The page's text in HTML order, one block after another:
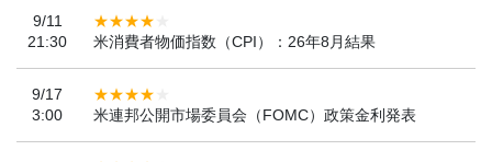
9/11
21:30
米消費者物価指数（CPI）：26年8月結果
9/17
3:00
米連邦公開市場委員会（FOMC）政策金利発表